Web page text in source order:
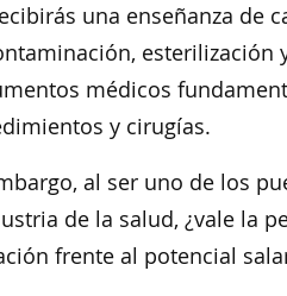
una enseñanza de
esterilización
médicos
y cirugías.
al ser uno de los
de la salud, ¿vale la
frente al potencial